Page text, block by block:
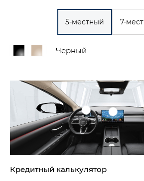
5-местный 7-
Черный
Кредитный калькулятор